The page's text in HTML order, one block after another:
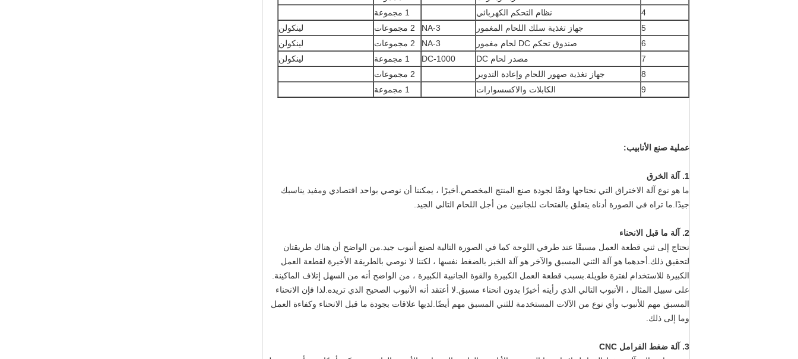
4
نظام التحكم الكهربائي
1 مجموعة
5
جهاز تغذية سلك اللحام المغمور NA-3 2 مجموعات
لينكولن
6
صندوق تحكم DC لحام مغمور NA-3 2 مجموعات
لينكولن
7
مصدر لحام DC DC-1000 1 مجموعة
لينكولن
8
جهاز تغذية صهور اللحام وإعادة التدوير
2 مجموعات
9
الكابلات والاكسسوارات 1 مجموعة
عملية صنع الأنابيب:
1. آلة الخرق
ما هو نوع آلة الاختراق التي نحتاجها وفقًا لجودة صنع المنتج المخصص.أخيرًا ، يمكننا أن نوصي بواحد اقتصادي ومفيد يناسبك
جيدًا.ما تراه في الصورة أدناه يتعلق بالفتحات للجانبين من أجل اللحام التالي الجيد.
2. آلة ما قبل الانحناء
نحتاج إلى ثني قطعة العمل مسبقًا عند طرفي اللوحة كما في الصورة التالية لصنع أنبوب جيد.من الواضح أن هناك طريقتان
لتحقيق ذلك.أحدهما هو آلة الثني المسبق والآخر هو آلة الخبز بالضغط نفسها ، لكننا لا نوصي بالطريقة الأخيرة لقطعة العمل
الكبيرة للاستخدام لفترة طويلة.بسبب قطعة العمل الكبيرة والقوة الجانبية الكبيرة ، من الواضح أنه من السهل إتلاف الماكينة.
على سبيل المثال ، الأنبوب التالي الذي رأيته أخيرًا بدون انحناء مسبق.لا أعتقد أنه الأنبوب الصحيح الذي تريده.لذا فإن الانحناء
المسبق مهم للأنبوب وأي نوع من الآلات المستخدمة للثني المسبق مهم أيضًا.لديها علاقات بجودة ما قبل الانحناء وكفاءة العمل
وما إلى ذلك.
3. آلة ضغط الفرامل CNC